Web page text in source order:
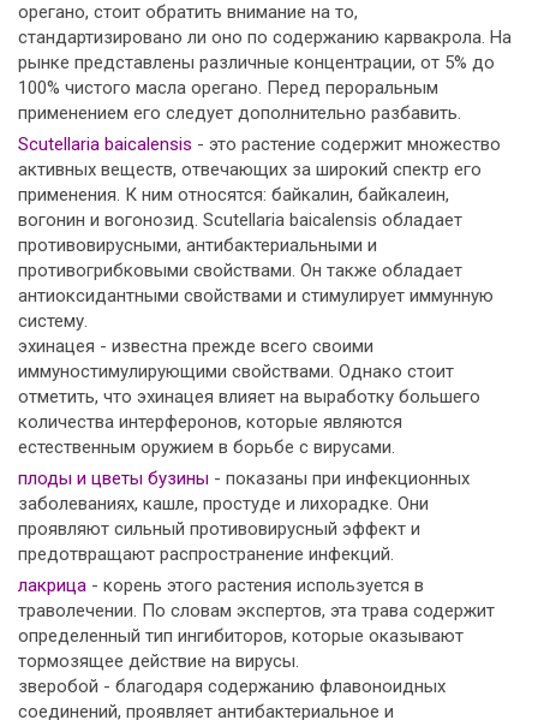
орегано, стоит обратить внимание на то,
стандартизировано ли оно по содержанию карвакрола. На
рынке представлены различные концентрации, от 5% до
100% чистого масла орегано. Перед пероральным
применением его следует дополнительно разбавить.
Scutellaria baicalensis - это растение содержит множество
активных веществ, отвечающих за широкий спектр его
применения. К ним относятся: байкалин, байкалеин,
вогонин и вогонозид. Scutellaria baicalensis обладает
противовирусными, антибактериальными и
противогрибковыми свойствами. Он также обладает
антиоксидантными свойствами и стимулирует иммунную
систему.
эхинацея - известна прежде всего своими
иммуностимулирующими свойствами. Однако стоит
отметить, что эхинацея влияет на выработку большего
количества интерферонов, которые являются
естественным оружием в борьбе с вирусами.
плоды и цветы бузины - показаны при инфекционных
заболеваниях, кашле, простуде и лихорадке. Они
проявляют сильный противовирусный эффект и
предотвращают распространение инфекций.
лакрица - корень этого растения используется в
траволечении. По словам экспертов, эта трава содержит
определенный тип ингибиторов, которые оказывают
тормозящее действие на вирусы.
зверобой - благодаря содержанию флавоноидных
соединений, проявляет антибактериальное и